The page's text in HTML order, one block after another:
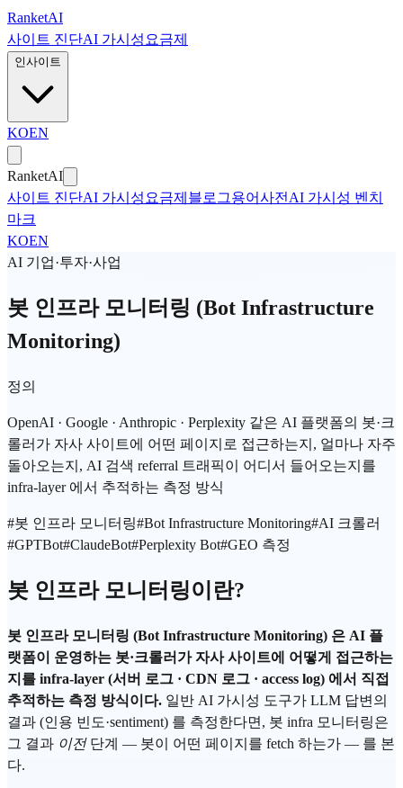
본문으로 건너뛰기
RanketAI
사이트 진단AI 가시성 요금제
인사이트
KOEN
RanketAI
사이트 진단AI 가시성 요금제 블로그용어사전 AI 가시성 벤치
마크
KOEN
AI 기업·투자·사업
봇 인프라 모니터링 (Bot Infrastructure
Monitoring)
정의
OpenAI · Google · Anthropic · Perplexity 같은 AI 플랫폼의 봇·크
롤러가 자사 사이트에 어떤 페이지로 접근하는지, 얼마나 자주
돌아오는지, AI 검색 referral 트래픽이 어디서 들어오는지를
infra-layer 에서 추적하는 측정 방식
#봇 인프라 모니터링#Bot Infrastructure Monitoring#AI 크롤러
#GPTBot#ClaudeBot#Perplexity Bot#GEO 측정
봇 인프라 모니터링이란?
봇 인프라 모니터링 (Bot Infrastructure Monitoring) 은 AI 플
랫폼이 운영하는 봇·크롤러가 자사 사이트에 어떻게 접근하는
지를 infra-layer (서버 로그 · CDN 로그 · access log) 에서 직접
추적하는 측정 방식이다. 일반 AI 가시성 도구가 LLM 답변의
결과 (인용 빈도·sentiment) 를 측정한다면, 봇 infra 모니터링은
그 결과 이전단계 — 봇이 어떤 페이지를 fetch 하는가 — 를 본
다.